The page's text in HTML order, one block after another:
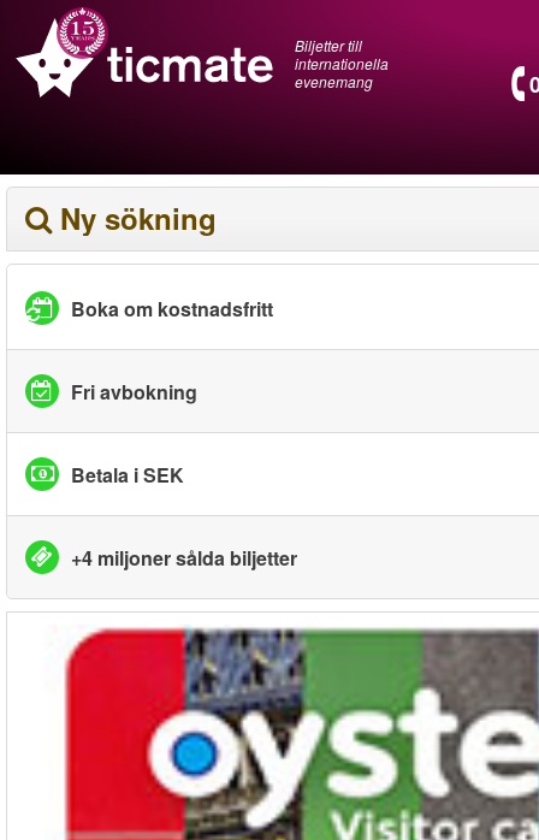
Biljetter till
internationella
evenemang
Ny sökning
Boka om kostnadsfritt
Fri avbokning
Betala i SEK
+4 miljoner sålda biljetter